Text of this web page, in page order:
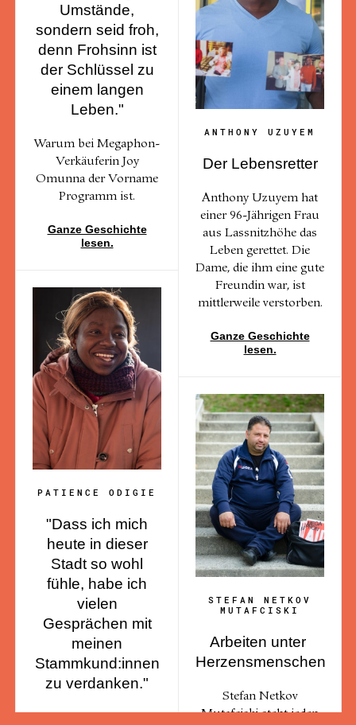
Umstände,
sondern seid froh,
denn Frohsinn ist
der Schlüssel zu
einem langen
Leben."
Warum bei Megaphon-
Verkäuferin Joy
Omunna der Vorname
Programm ist.
Ganze Geschichte
lesen.
PATIENCE ODIGIE
"Dass ich mich
heute in dieser
Stadt so wohl
fühle, habe ich
vielen
Gesprächen mit
meinen
Stammkund:innen
zu verdanken."
ANTHONY UZUYEM
Der Lebensretter
Anthony Uzuyem hat
einer 96-Jährigen Frau
aus Lassnitzhöhe das
Leben gerettet. Die
Dame, die ihm eine gute
Freundin war, ist
mittlerweile verstorben.
Ganze Geschichte
lesen.
STEFAN NETKOV
MUTAFCISKI
Arbeiten unter
Herzensmenschen
Stefan Netkov
Mutafciski steht jeden